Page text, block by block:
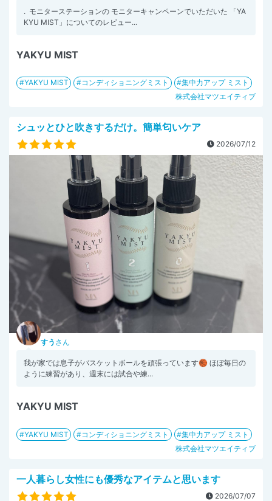
. ⁡ モニターステーションの モニターキャンペーンでいただいた 「YA
KYU MIST」についてのレビュー...
YAKYU MIST
YAKYU MIST コンディショニングミスト
集中力アップ ミスト
株式会社マツエイティブ
シュッとひと吹きするだけ。簡単匂いケア
2026/07/12
すう さん
我が家では息子がバスケットボールを頑張っています🏀 ほぼ毎日の
ように練習があり、週末には試合や練...
YAKYU MIST
YAKYU MIST コンディショニングミスト
集中力アップ ミスト
株式会社マツエイティブ
一人暮らし女性にも優秀なアイテムと思います
2026/07/07